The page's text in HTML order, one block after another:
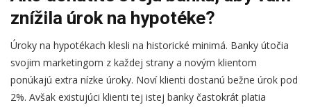
znížila úrok na hypotéke?
Úroky na hypotékach klesli na historické minimá. Banky útočia
svojim marketingom z každej strany a novým klientom
ponúkajú extra nízke úroky. Noví klienti dostanú bežne úrok pod
2%. Avšak existujúci klienti tej istej banky častokrát platia